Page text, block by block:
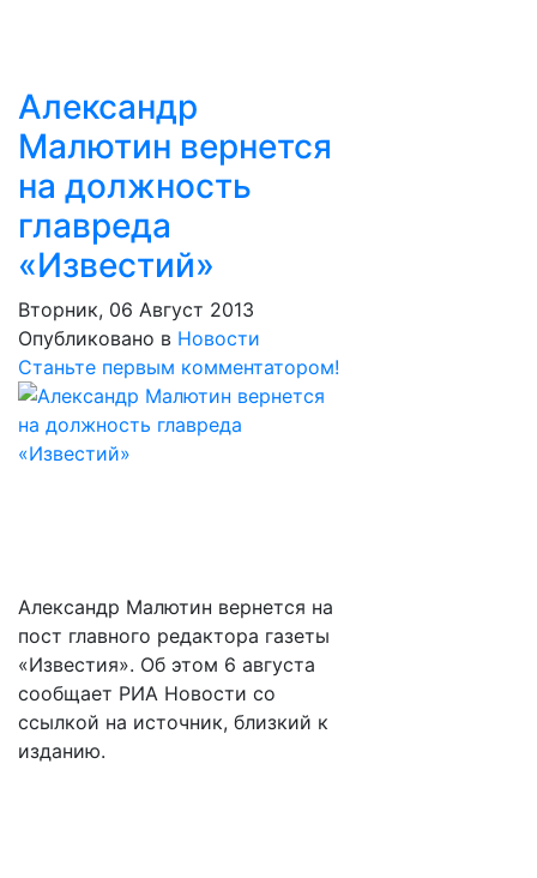
Александр
Малютин вернется
на должность
главреда
«Известий»
Вторник, 06 Август 2013
Опубликовано в Новости
Станьте первым комментатором!
Александр Малютин вернется на
пост главного редактора газеты
«Известия». Об этом 6 августа
сообщает РИА Новости со
ссылкой на источник, близкий к
изданию.